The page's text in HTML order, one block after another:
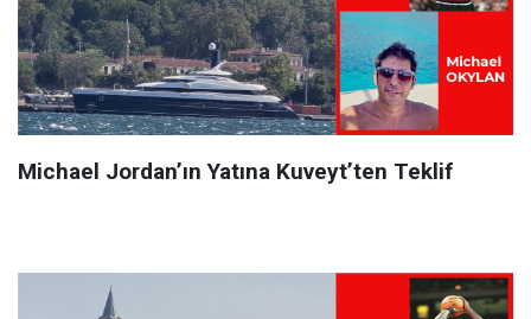
Michael Jordan’ın Yatına Kuveyt’ten Teklif